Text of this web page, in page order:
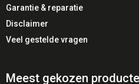
✔️ Verhoogd draagcomfort
✔️ Flexibele draagstijl
✔️ Eenvoudig te installeren
Garantie & reparatie
Disclaimer
Veel gestelde vragen
Meest gekozen